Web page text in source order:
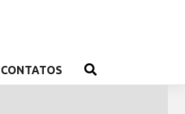
CONTATOS